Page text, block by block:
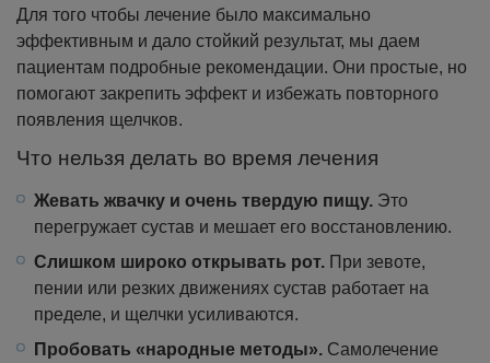
Для того чтобы лечение было максимально
эффективным и дало стойкий результат, мы даем
пациентам подробные рекомендации. Они простые, но
помогают закрепить эффект и избежать повторного
появления щелчков.
Что нельзя делать во время лечения
Жевать жвачку и очень твердую пищу. Это
перегружает сустав и мешает его восстановлению.
Слишком широко открывать рот. При зевоте,
пении или резких движениях сустав работает на
пределе, и щелчки усиливаются.
Пробовать «народные методы». Самолечение